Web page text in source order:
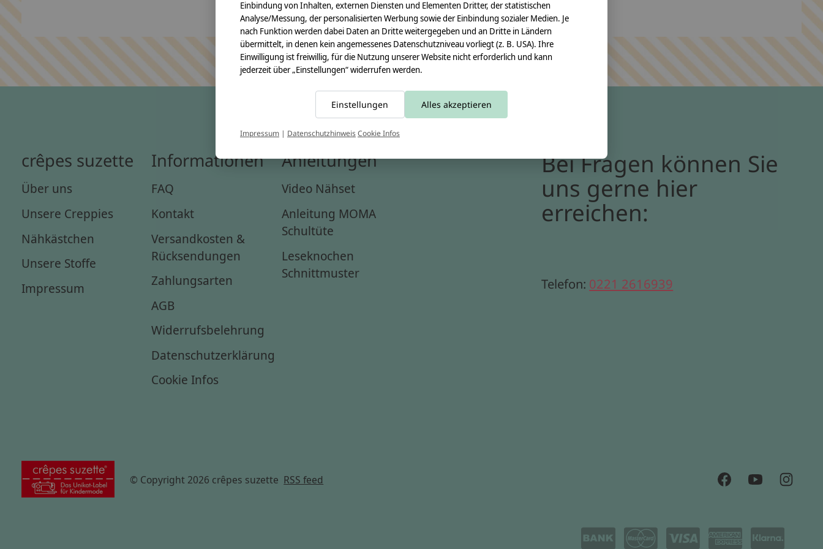
crêpes suzette
Über uns
Unsere Creppies
Nähkästchen
Unsere Stoffe
Impressum
Informationen
FAQ
Kontakt
Versandkosten &
Rücksendungen
Zahlungsarten
AGB
Widerrufsbelehrung
Datenschutzerklärung
Cookie Infos
Anleitungen
Video Nähset
Anleitung MOMA
Schultüte
Leseknochen
Schnittmuster
Bei Fragen können Sie
uns gerne hier
erreichen:
Telefon: 0221 2616939
© Copyright 2026 crêpes suzette RSS feed
Einbindung von Inhalten, externen Diensten und Elementen Dritter, der statistischen
Analyse/Messung, der personalisierten Werbung sowie der Einbindung sozialer Medien. Je
nach Funktion werden dabei Daten an Dritte weitergegeben und an Dritte in Ländern
übermittelt, in denen kein angemessenes Datenschutzniveau vorliegt (z. B. USA). Ihre
Einwilligung ist freiwillig, für die Nutzung unserer Website nicht erforderlich und kann
jederzeit über „Einstellungen“ widerrufen werden.
Einstellungen Alles akzeptieren
Impressum | DatenschutzhinweisCookie Infos